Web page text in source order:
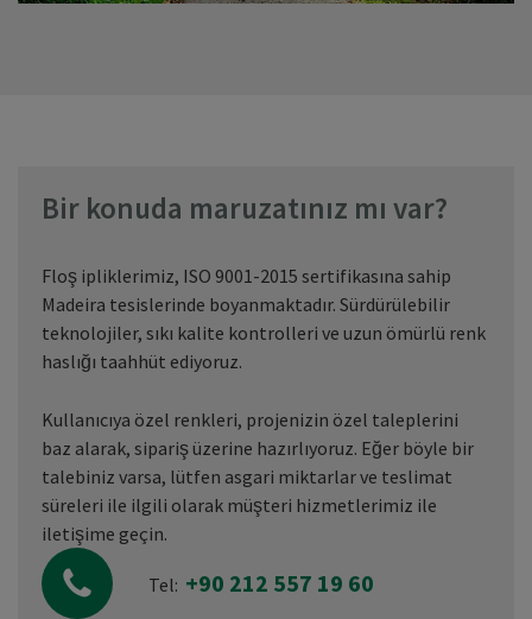
Bir konuda maruzatınız mı var?
Floş ipliklerimiz, ISO 9001-2015 sertifikasına sahip
Madeira tesislerinde boyanmaktadır. Sürdürülebilir
teknolojiler, sıkı kalite kontrolleri ve uzun ömürlü renk
haslığı taahhüt ediyoruz.
Kullanıcıya özel renkleri, projenizin özel taleplerini
baz alarak, sipariş üzerine hazırlıyoruz. Eğer böyle bir
talebiniz varsa, lütfen asgari miktarlar ve teslimat
süreleri ile ilgili olarak müşteri hizmetlerimiz ile
iletişime geçin.
Tel: +90 212 557 19 60